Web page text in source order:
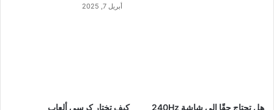
أبريل 7, 2025
هل تحتاج حقًا إلى شاشة 240Hz
كيف تختار كرسي ألعاب